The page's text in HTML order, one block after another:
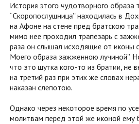
История этого чудотворного образа
“Скоропослушница” находилась в
на Афоне на стене пред братскою
мимо нее проходил трапезарь с
раза он слышал исходящие от иконы
Моего образа зажженною лучиной”.
что это шутка кого-то из братии, не
на третий раз при этих же словах
наказан слепотою.
Однако через некоторое время по
молитвам перед этой же иконой ему